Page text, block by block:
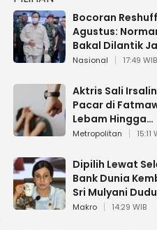
Bocoran
Agustus:
Bakal Dilantik
Wamenhan RI
Nasional 17:49 WIB
Aktris Sali
Pacar di
Lebam Hingga
Diselamatkan
Metropolitan 15:11
Dipilih Lewat
Bank Dunia
Sri Mulyani
Strategis
Makro 14:29 WIB